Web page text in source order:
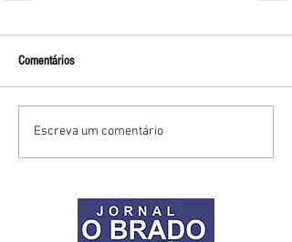
Comentários
Escreva um comentário